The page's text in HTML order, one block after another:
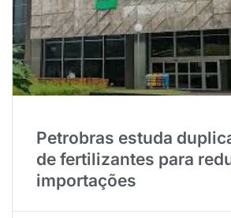
Petrobras estuda
de fertilizantes para
importações